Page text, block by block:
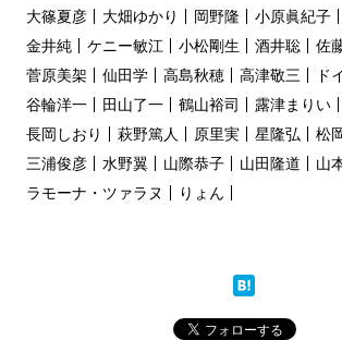
大篠夏彦
大畑ゆかり 岡野隆 小原眞紀子
金井純
ケニー敏江 小松剛生 酒井聡 佐
菅原美架
仙田学 高島秋穂 高津敬三
ド
谷輪洋一
田山了一 鶴山裕司 露津まりい
長岡しおり
萩野篤人 原里実 星隆弘 松
三浦俊彦
水野翼 山際恭子 山田隆道
山
ラモーナ・ツァラヌ
りょん